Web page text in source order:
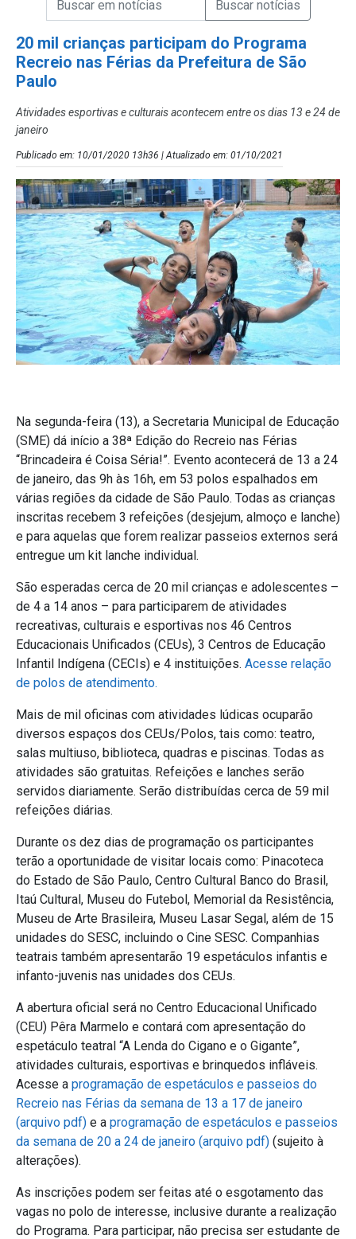
20 mil crianças participam do Programa
Recreio nas Férias da Prefeitura de São
Paulo
Atividades esportivas e culturais acontecem entre os dias 13 e 24 de
janeiro
Publicado em: 10/01/2020 13h36 | Atualizado em: 01/10/2021
Na segunda-feira (13), a Secretaria Municipal de Educação
(SME) dá início a 38ª Edição do Recreio nas Férias
“Brincadeira é Coisa Séria!”. Evento acontecerá de 13 a 24
de janeiro, das 9h às 16h, em 53 polos espalhados em
várias regiões da cidade de São Paulo. Todas as crianças
inscritas recebem 3 refeições (desjejum, almoço e lanche)
e para aquelas que forem realizar passeios externos será
entregue um kit lanche individual.
São esperadas cerca de 20 mil crianças e adolescentes –
de 4 a 14 anos – para participarem de atividades
recreativas, culturais e esportivas nos 46 Centros
Educacionais Unificados (CEUs), 3 Centros de Educação
Infantil Indígena (CECIs) e 4 instituições. Acesse relação
de polos de atendimento.
Mais de mil oficinas com atividades lúdicas ocuparão
diversos espaços dos CEUs/Polos, tais como: teatro,
salas multiuso, biblioteca, quadras e piscinas. Todas as
atividades são gratuitas. Refeições e lanches serão
servidos diariamente. Serão distribuídas cerca de 59 mil
refeições diárias.
Durante os dez dias de programação os participantes
terão a oportunidade de visitar locais como: Pinacoteca
do Estado de São Paulo, Centro Cultural Banco do Brasil,
Itaú Cultural, Museu do Futebol, Memorial da Resistência,
Museu de Arte Brasileira, Museu Lasar Segal, além de 15
unidades do SESC, incluindo o Cine SESC. Companhias
teatrais também apresentarão 19 espetáculos infantis e
infanto-juvenis nas unidades dos CEUs.
A abertura oficial será no Centro Educacional Unificado
(CEU) Pêra Marmelo e contará com apresentação do
espetáculo teatral “A Lenda do Cigano e o Gigante”,
atividades culturais, esportivas e brinquedos infláveis.
Acesse a programação de espetáculos e passeios do
Recreio nas Férias da semana de 13 a 17 de janeiro
(arquivo pdf) e a programação de espetáculos e passeios
da semana de 20 a 24 de janeiro (arquivo pdf) (sujeito à
alterações).
As inscrições podem ser feitas até o esgotamento das
vagas no polo de interesse, inclusive durante a realização
do Programa. Para participar, não precisa ser estudante de